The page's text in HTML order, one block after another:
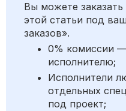
Вы можете
этой статьи под
заказов».
0% комиссии
исполнителю;
Исполнители
отдельных
под проект;